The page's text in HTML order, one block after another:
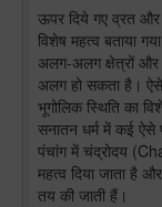
ऊपर दिये गए व्रत और
विशेष महत्व बताया
अलग-अलग क्षेत्रों
अलग हो सकता है।
भूगोलिक स्थिति का
सनातन धर्म में कई ऐसे
पंचांग में चंद्रोदय
महत्व दिया जाता है
तय की जाती हैं।